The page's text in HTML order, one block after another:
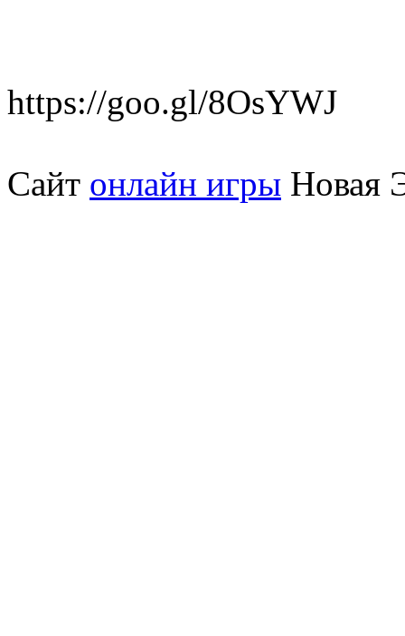
https://goo.gl/8OsYWJ
Сайт онлайн игры Новая